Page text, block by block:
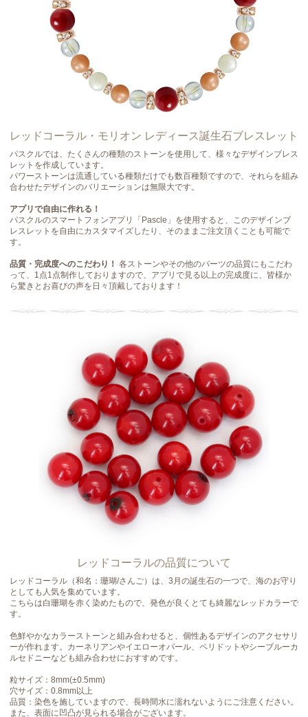
レッドコーラル・モリオン レディース誕生石ブレスレット
パスクルでは、たくさんの種類のストーンを使用して、様々なデザインブレス
レットを作成しています。
パワーストーンは流通している種類だけでも数百種類ですので、それらを組み
合わせたデザインのバリエーションは無限大です。
アプリで自由に作れる！
パスクルのスマートフォンアプリ「Pascle」を使用すると、このデザインブ
レスレットを自由にカスタマイズしたり、そのままご注文頂くことも可能で
す。
品質・完成度へのこだわり！ 各ストーンやその他のパーツの品質にもこだわ
って、1点1点制作しておりますので、アプリで見る以上の完成度に、皆様か
ら驚きとお喜びの声を日々頂戴しております！
レッドコーラルの品質について
レッドコーラル（和名：珊瑚/さんご）は、3月の誕生石の一つで、海のお守り
としても人気を集めています。
こちらは白珊瑚を赤く染めたもので、発色が良くとても綺麗なレッドカラーで
す。
色鮮やかなカラーストーンと組み合わせると、個性あるデザインのアクセサリ
ーが作れます。カーネリアンやイエローオパール、ペリドットやシーブルーカ
ルセドニーなども組み合わせにおすすめです。
粒サイズ：8mm(±0.5mm)
穴サイズ：0.8mm以上
品質：染色を施していますので、長時間水に濡れないようにご注意ください。
また、表面に凹凸が見られる場合がございます。